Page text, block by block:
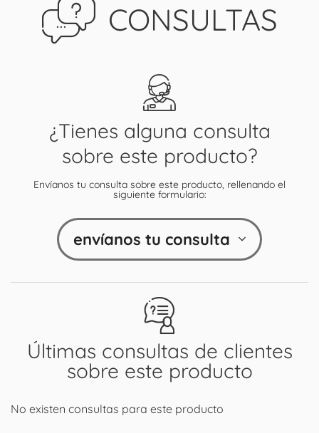
CONSULTAS
Últimas consultas de clientes
sobre este producto
No existen consultas para este producto
¿Tienes alguna consulta
sobre este producto?
Envíanos tu consulta sobre este producto, rellenando el
siguiente formulario:
envíanos tu consulta